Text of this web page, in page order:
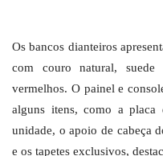
Os bancos dianteiros
com couro natural, suede
vermelhos. O painel e
alguns itens, como a
unidade, o apoio de cabeça
e os tapetes exclusivos,